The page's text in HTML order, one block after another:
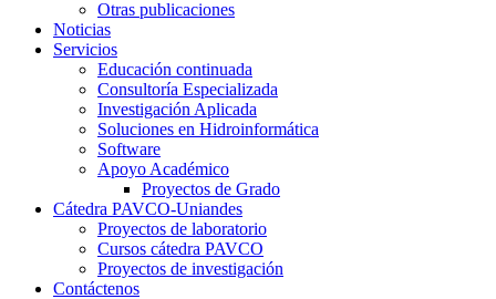
Otras publicaciones
Noticias
Servicios
Educación continuada
Consultoría Especializada
Investigación Aplicada
Soluciones en Hidroinformática
Software
Apoyo Académico
Proyectos de Grado
Cátedra PAVCO-Uniandes
Proyectos de laboratorio
Cursos cátedra PAVCO
Proyectos de investigación
Contáctenos